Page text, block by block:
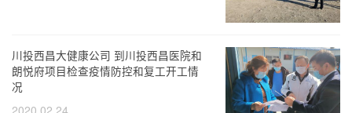
川投西昌大健康公司 到川投西昌医院和
朗悦府项目检查疫情防控和复工开工情
况
2020.02.24